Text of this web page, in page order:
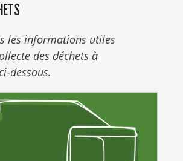
les informations utiles
des déchets à
dessous.